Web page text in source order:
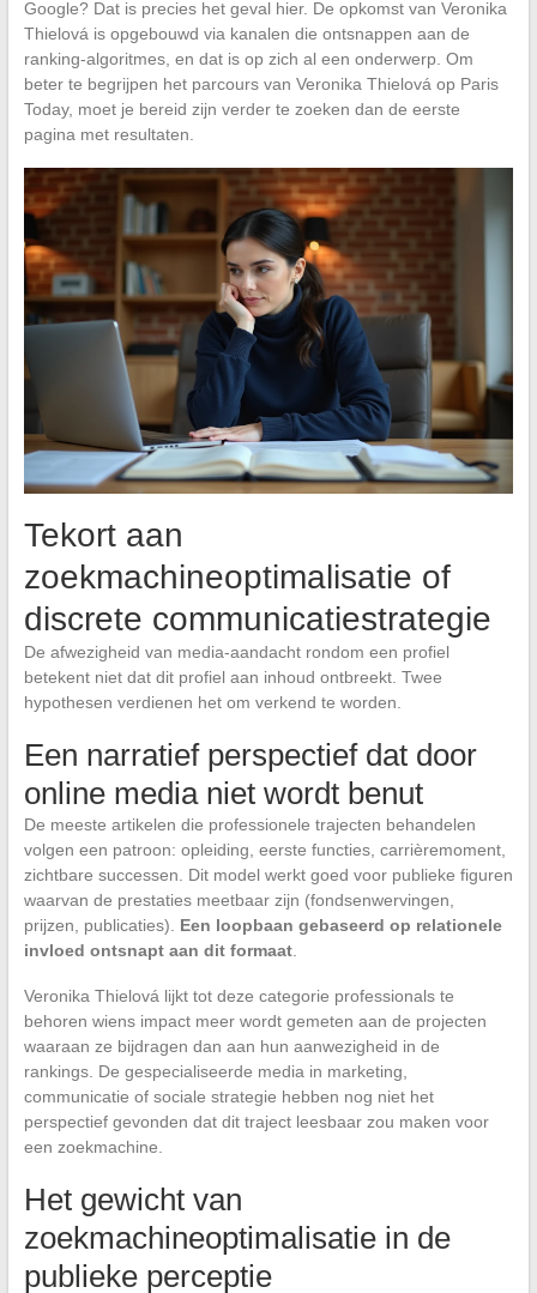
Google? Dat is precies het geval hier. De opkomst van Veronika
Thielová is opgebouwd via kanalen die ontsnappen aan de
ranking-algoritmes, en dat is op zich al een onderwerp. Om
beter te begrijpen het parcours van Veronika Thielová op Paris
Today, moet je bereid zijn verder te zoeken dan de eerste
pagina met resultaten.
Tekort aan
zoekmachineoptimalisatie of
discrete communicatiestrategie
De afwezigheid van media-aandacht rondom een profiel
betekent niet dat dit profiel aan inhoud ontbreekt. Twee
hypothesen verdienen het om verkend te worden.
Een narratief perspectief dat door
online media niet wordt benut
De meeste artikelen die professionele trajecten behandelen
volgen een patroon: opleiding, eerste functies, carrièremoment,
zichtbare successen. Dit model werkt goed voor publieke figuren
waarvan de prestaties meetbaar zijn (fondsenwervingen,
prijzen, publicaties). Een loopbaan gebaseerd op relationele
invloed ontsnapt aan dit formaat.
Veronika Thielová lijkt tot deze categorie professionals te
behoren wiens impact meer wordt gemeten aan de projecten
waaraan ze bijdragen dan aan hun aanwezigheid in de
rankings. De gespecialiseerde media in marketing,
communicatie of sociale strategie hebben nog niet het
perspectief gevonden dat dit traject leesbaar zou maken voor
een zoekmachine.
Het gewicht van
zoekmachineoptimalisatie in de
publieke perceptie